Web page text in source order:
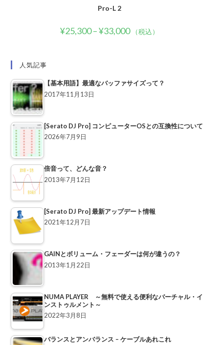
Pro-L 2
¥25,300–¥33,000 （税込）
人気記事
【基本用語】最適なバッファサイズって？
2017年11月13日
[Serato DJ Pro] コンピューターOSとの互換性について
2026年7月9日
倍音って、どんな音？
2013年7月12日
[Serato DJ Pro] 最新アップデート情報
2021年12月7日
GAINとボリューム・フェーダーは何が違うの？
2013年1月22日
NUMA PLAYER ～無料で使える便利なバーチャル・イ
ンストゥルメント～
2022年3月8日
バランスとアンバランス – ケーブルあれこれ